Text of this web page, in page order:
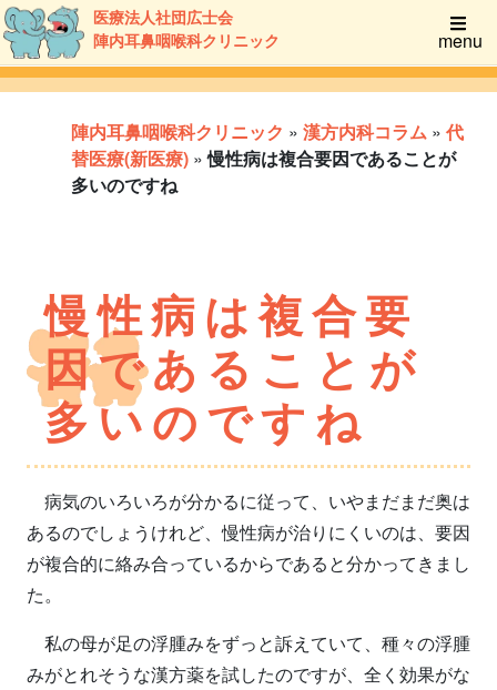
医療法人社団広士会
陣内耳鼻咽喉科クリニック
menu
陣内耳鼻咽喉科クリニック » 漢方内科コラム » 代
替医療(新医療) »慢性病は複合要因であることが
多いのですね
慢性病は複合要
因であることが
多いのですね
病気のいろいろが分かるに従って、いやまだまだ奥は
あるのでしょうけれど、慢性病が治りにくいのは、要因
が複合的に絡み合っているからであると分かってきまし
た。
私の母が足の浮腫みをずっと訴えていて、種々の浮腫
みがとれそうな漢方薬を試したのですが、全く効果がな